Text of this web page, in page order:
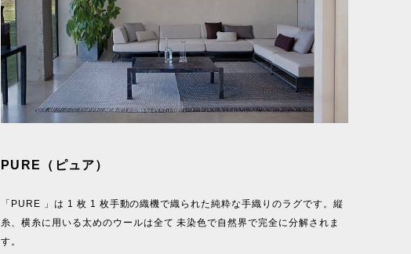
PURE（ピュア）
「PURE 」は 1 枚 1 枚手動の織機で織られた純粋な手織りのラグです。縦
糸、横糸に用いる太めのウールは全て 未染色で自然界で完全に分解されま
す。